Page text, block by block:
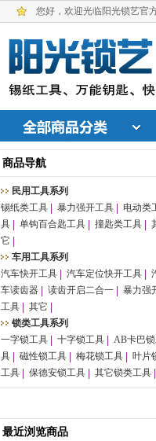
您好，欢迎光临阳光锁艺官
商品导航
民用工具系列
锡纸类工具
暴力强开工具
电动类
具
单钩百合匙工具 撞匙类工具
它
车用工具系列
汽车快开工具
汽车定位快开工具
车读齿器
读齿开启二合一
暴力强
工具
其它
锁类工具系列
一字锁工具
十字锁工具
AB卡巴
具
磁性锁工具 梅花锁工具
叶片
工具
保德安锁工具 其它锁类工具
最近浏览商品